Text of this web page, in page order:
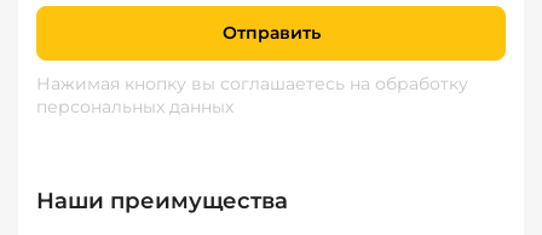
Отправить
Нажимая кнопку вы соглашаетесь на обработку
персональных данных
Наши преимущества